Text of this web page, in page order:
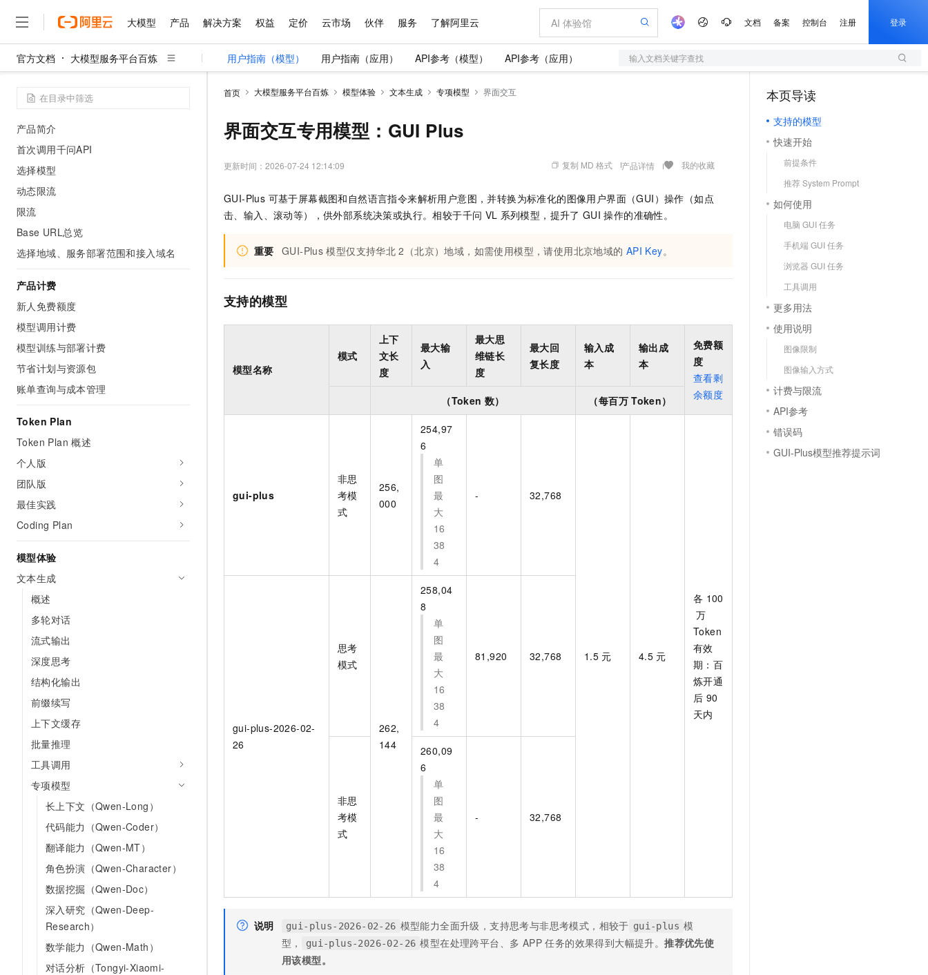
大模型 产品 解决方案 权益 定价 云市场 伙伴 服务 了解阿里云 文档 备案 控制台 注册 登录
官方文档 大模型服务平台百炼 用户指南（模型） 用户指南（应用） API参考（模型） API参考（应用） 输入文档关键字查找
产品简介
首次调用千问API
选择模型
动态限流
限流
Base URL总览
选择地域、服务部署范围和接入域名
产品计费
新人免费额度
模型调用计费
模型训练与部署计费
节省计划与资源包
账单查询与成本管理
Token Plan
Token Plan 概述
个人版
团队版
最佳实践
Coding Plan
模型体验
文本生成
概述
多轮对话
流式输出
深度思考
结构化输出
前缀续写
上下文缓存
批量推理
工具调用
专项模型
长上下文（Qwen-Long）
代码能力（Qwen-Coder）
翻译能力（Qwen-MT）
角色扮演（Qwen-Character）
数据挖掘（Qwen-Doc）
深入研究（Qwen-Deep-
Research）
数学能力（Qwen-Math）
对话分析（Tongyi-Xiaomi-
首页 大模型服务平台百炼 模型体验 文本生成 专项模型 界面交互
界面交互专用模型：GUI Plus
更新时间： 2026-07-24 12:14:09 复制 MD 格式 产品详情 我的收藏
GUI-Plus 可基于屏幕截图和自然语言指令来解析用户意图，并转换为标准化的图像用户界面（GUI）操作（如点
击、输入、滚动等），供外部系统决策或执行。相较于千问 VL 系列模型，提升了 GUI 操作的准确性。
重要 GUI-Plus 模型仅支持华北 2（北京）地域，如需使用模型，请使用北京地域的 API Key。
支持的模型
模型名称
模式
上下
文长
度
最大输
入
最大思
维链长
度
最大回
复长度
输入成
本
输出成
本
免费额
度
查看剩
余额度
（Token 数） （每百万 Token）
gui-plus
非思
考模
式
256,
000
254,97
6
单
图
最
大
16
38
4
- 32,768
1.5 元 4.5 元
各 100
万
Token
有效
期：百
炼开通
后 90
天内
gui-plus-2026-02-
26
思考
模式
262,
144
258,04
8
单
图
最
大
16
38
4
81,920 32,768
非思
考模
式
260,09
6
单
图
最
大
16
38
4
- 32,768
说明 gui-plus-2026-02-26 模型能力全面升级，支持思考与非思考模式，相较于 gui-plus 模
型，
gui-plus-2026-02-26 模型在处理跨平台、多 APP 任务的效果得到大幅提升。推荐优先使
用该模型。
本页导读
支持的模型
快速开始
前提条件
推荐 System Prompt
如何使用
电脑 GUI 任务
手机端 GUI 任务
浏览器 GUI 任务
工具调用
更多用法
使用说明
图像限制
图像输入方式
计费与限流
API参考
错误码
GUI-Plus模型推荐提示词
大模型
千问AI平台
Qwen3.8-Max HOT
Qwen3.7-Plus
Qwen3-VL-Plus
Kimi-K3 NEW
Deepseek-v4-pro
HappyHorse-1.1-T2V
HappyHorse-1.1-I2V
语音识别与合成
Qwen3-TTS-Flash
大模型服务
个人版上线、团队版降价；千问3.8-Max首发发尝鲜
新一代 AI 视频生成模型，深度适配广告营销等场景
AI 应用构建
大模型服务平台百炼-应用模版
丰富多元化的应用模版和解决方案
大模型服务平台百炼-智能体
灵活可视化地构建企业级 Agent
人工智能平台 PAI
AI Native 的算法工程平台，一站式完成建模、训练、推理服务部署
大模型原生应用
HOT
面向真实软件的智能体编程平台
千问办公 NEW
一站式AI生产力平台
即刻拥有 DeepSeek-R1 满血版
从文本、图片、视频中提取结构化的属性信息
超强辅助，Bolt.diy 一步搞定创意建站
产品
精选产品
人工智能与机器学习
计算
容器
安全
中间件
数据库
媒体服务
企业服务与云通信
终端用户计算
开发工具
迁移与运维管理
专有云
精选产品
大模型服务与应用平台
多元化、高性能、安全可靠的大模型服务
无影云电脑
随时随地安全接入的云上超级电脑
云解析DNS
覆盖公网/内网、递归/权威、移动APP等全场景解析服务
面向分析的企业级SaaS模式云数据仓库
人工智能平台 PAI
一站式AI开发、训练和推理服务
基于千问大模型等，支持代码智能生成、研发智能问答
全托管，含MySQL、PostgreSQL、SQL Server、MariaDB多引擎
Qoder
面向真实软件的智能体编程平台
轻量应用服务器
数字证书管理服务（原SSL证书）
实现全站HTTPS，呈现可信的WEB访问
解决方案
精选解决方案
互联网应用开发
大数据
安全
网络
可观测
上云与迁云
精选解决方案
上传文档即自动完成翻译和格式还原
Hermes Agent，打造自进化智能体
自主进化，持久记忆，越用越聪明
快速拥有专属 OpenClaw
让AI从“聊天伙伴”进化为能干活的“数字员工”
5 分钟轻松部署专属 QwenPaw HOT
从聊天伙伴进化为能主动干活的本地数字员工
安装技能 GStack，拥有专属 AI 工程团队
一键购买专属联机服务器，轻松开启游戏
高效搭建 AI 智能体与工作流应用
通过阿里云百炼高效搭建AI应用,助力高效开发
Agency Agents：拥有专属领域专家
HappyHorse 打造一站式影视创作平台
漫剧工坊：一站式动画创作平台
快速生产连贯的高质量长漫剧
高效部署网站，快速应用到小程序
权益 普惠上云
云服务器38元/年起，超值低价云产品抢先购
推荐新用户得奖励，单订单最高返9万
云工开物
高校专属算力普惠，学生认证享300元代金券
免费试用
最高领取价值200元试用点，立即开启云上创新
140+云产品 免费试用
产品新客免费试用，最长12个月
AI 特惠
Token Plan 模型订阅计划 NEW
Qwen3.8-Max 首发尝鲜，限时加量 10 倍，夜间低至2折
你的AI工作搭子，覆盖日常办公高频场景
夜间 5 折，Qwen/Meoo/TokenPlan 客户专享
AI 场景体验
从图文生成到视频创作，一键激活电商全链路生产力
AI 广告创作
图文、视频一站生成，高效打造优质广告素材
0 代码专业建站，无忧落地极速上线
智能客服
自动承接线索、识别商机，让客服更高效、服务更出色。
AI 活动
AI 生产力先锋
先锋实践拓展 AI 生产力的边界
飞天发布时刻
所见，即是所愿
从基础到进阶，Agent 创客手把手教你
创新加速
覆盖90%+业务场景，专享组合折扣价
精选AI产品，从模型到应用全链提效
AI 用量加速计划
新老同享，达量后返
定价 产品定价
了解云产品的定价详情
云上成本管理
管理和优化成本
价格计算器
自助选配和估算价格
价格优势
配置报价器
阿里云 OPC 创新助力计划
Token 补贴，五大权
益加速 OPC 成功
云市场 精选商城
多端小程序
观测云
Tuya 物联网平台阿里云版
蓝凌 OA
畅捷通
AI空中课堂在线直播课堂（旗舰版）
数据与 API
手机三要素
OCR 文字识别
天气预报查询
ERP
CRM
财税管理
基础软件
JAVA
操作系统
SUSE
建站小程序
专业服务
上云迁移
SSL 证书
主机安全
AI 应用及服务市场
伙伴 成为销售伙伴
咨询伙伴
销售伙伴合作计划
无影生态合作计划
Salesforce On Alibaba Cloud
Consulting Partner 合作计划
成为产品伙伴
产品生态伙伴
产品伙伴合作计划
云网络合作计划
计划
服务伙伴合作计划
Al MaaS 服务伙伴赋能合作
伙伴信用分合作计划
合作伙伴培训与认证
查询合作伙伴
登录合作伙伴管理后台
服务 售前咨询
售后服务
自助服务
在线服务
工单服务
短信专区
企业增值服务
专家技术服务
企业成长
服务实践
创新中心
阿里云认证
信息公告
官网公告
健康状态
开发者社区
了解阿里云 为什么选择阿里云
技术领先
分析师报告
研究报告与白皮书
天池大赛
AI 算法大赛
云开发大赛
最佳实践
云上奥运之旅
看见新力量
客户案例
市场活动
魔搭 ModelScope
魔搭 ModelScope
科研合作
加入我们